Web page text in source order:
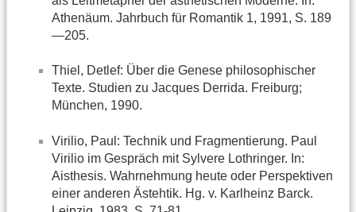
Athenäum. Jahrbuch für Romantik 1, 1991, S. 189
—205.
Thiel, Detlef: Über die Genese philosophischer
Texte. Studien zu Jacques Derrida. Freiburg;
München, 1990.
Virilio, Paul: Technik und Fragmentierung. Paul
Virilio im Gespräch mit Sylvere Lothringer. In:
Aisthesis. Wahrnehmung heute oder Perspektiven
einer anderen Ästehtik. Hg. v. Karlheinz Barck.